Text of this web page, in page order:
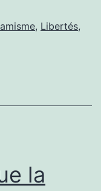
, Libertés,
la